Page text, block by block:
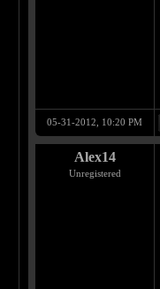
05-31-2012, 10:20 PM
Alex14
Unregistered